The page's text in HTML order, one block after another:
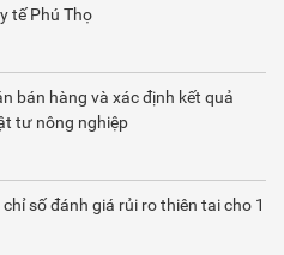
tế Phú Thọ
bán hàng và xác định kết quả
tư nông nghiệp
số đánh giá rủi ro thiên tai cho 1